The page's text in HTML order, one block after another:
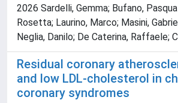
2026 Sardelli, Gemma; Bufano,
Rosetta; Laurino, Marco; Masini,
Neglia, Danilo; De Caterina, Raffaele;
Residual coronary
and low LDL-cholesterol in
coronary syndromes